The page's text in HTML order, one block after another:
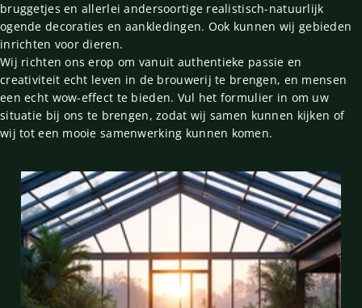
bruggetjes en allerlei andersoortige realistisch-natuurlijk
ogende decoraties en aankledingen. Ook kunnen wij gebieden
inrichten voor dieren.
Wij richten ons erop om vanuit authentieke passie en
creativiteit echt leven in de brouwerij te brengen, en mensen
een echt wow-effect te bieden. Vul het formulier in om uw
situatie bij ons te brengen, zodat wij samen kunnen kijken of
wij tot een mooie samenwerking kunnen komen.
pauzeren